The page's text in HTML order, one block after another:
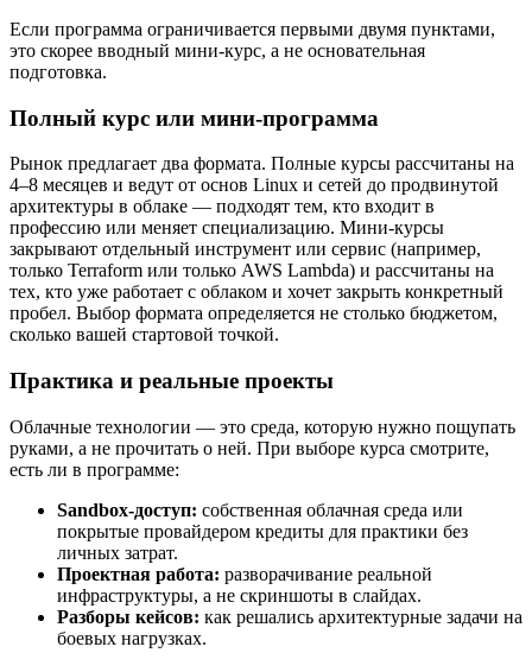
Если программа ограничивается первыми двумя пунктами,
это скорее вводный мини-курс, а не основательная
подготовка.
Полный курс или мини-программа
Рынок предлагает два формата. Полные курсы рассчитаны на
4–8 месяцев и ведут от основ Linux и сетей до продвинутой
архитектуры в облаке — подходят тем, кто входит в
профессию или меняет специализацию. Мини-курсы
закрывают отдельный инструмент или сервис (например,
только Terraform или только AWS Lambda) и рассчитаны на
тех, кто уже работает с облаком и хочет закрыть конкретный
пробел. Выбор формата определяется не столько бюджетом,
сколько вашей стартовой точкой.
Практика и реальные проекты
Облачные технологии — это среда, которую нужно пощупать
руками, а не прочитать о ней. При выборе курса смотрите,
есть ли в программе:
Sandbox-доступ: собственная облачная среда или
покрытые провайдером кредиты для практики без
личных затрат.
Проектная работа: разворачивание реальной
инфраструктуры, а не скриншоты в слайдах.
Разборы кейсов: как решались архитектурные задачи на
боевых нагрузках.